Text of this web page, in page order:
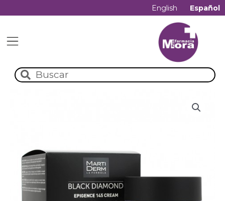
English Español